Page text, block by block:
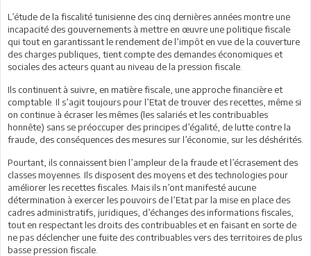
L’étude de la fiscalité tunisienne des cinq dernières années montre une
incapacité des gouvernements à mettre en œuvre une politique fiscale
qui tout en garantissant le rendement de l’impôt en vue de la couverture
des charges publiques, tient compte des demandes économiques et
sociales des acteurs quant au niveau de la pression fiscale.
Ils continuent à suivre, en matière fiscale, une approche financière et
comptable. Il s’agit toujours pour l’Etat de trouver des recettes, même si
on continue à écraser les mêmes (les salariés et les contribuables
honnête) sans se préoccuper des principes d’égalité, de lutte contre la
fraude, des conséquences des mesures sur l’économie, sur les déshérités.
Pourtant, ils connaissent bien l’ampleur de la fraude et l’écrasement des
classes moyennes. Ils disposent des moyens et des technologies pour
améliorer les recettes fiscales. Mais ils n’ont manifesté aucune
détermination à exercer les pouvoirs de l’Etat par la mise en place des
cadres administratifs, juridiques, d’échanges des informations fiscales,
tout en respectant les droits des contribuables et en faisant en sorte de
ne pas déclencher une fuite des contribuables vers des territoires de plus
basse pression fiscale.